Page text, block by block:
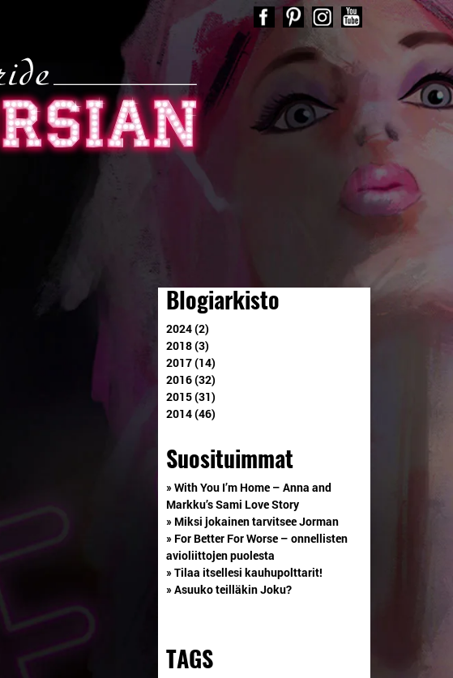
Blogiarkisto
2024 (2)
2018 (3)
2017 (14)
2016 (32)
2015 (31)
2014 (46)
Suosituimmat
» With You I’m Home – Anna and
Markku’s Sami Love Story
» Miksi jokainen tarvitsee Jorman
» For Better For Worse – onnellisten
avioliittojen puolesta
» Tilaa itsellesi kauhupolttarit!
» Asuuko teilläkin Joku?
TAGS